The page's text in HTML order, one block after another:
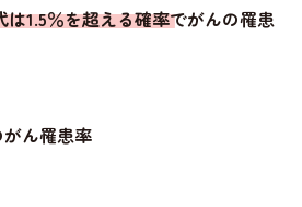
は1.5％を超える確率でがんの罹患
ん罹患率